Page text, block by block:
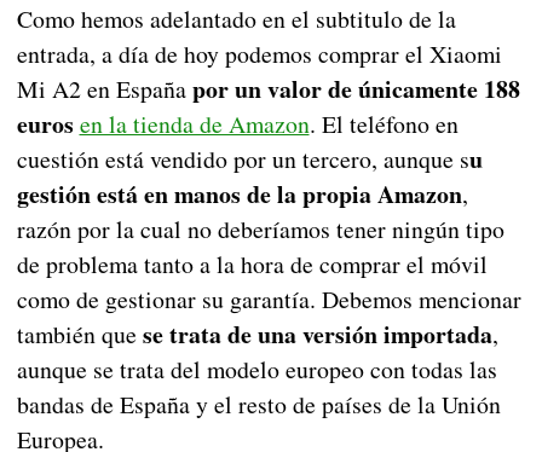
Como hemos adelantado en el subtitulo de la
entrada, a día de hoy podemos comprar el Xiaomi
Mi A2 en Españapor un valor de únicamente 188
euros en la tienda de Amazon. El teléfono en
cuestión está vendido por un tercero, aunque su
gestión está en manos de la propia Amazon,
razón por la cual no deberíamos tener ningún tipo
de problema tanto a la hora de comprar el móvil
como de gestionar su garantía. Debemos mencionar
también que se trata de una versión importada,
aunque se trata del modelo europeo con todas las
bandas de España y el resto de países de la Unión
Europea.